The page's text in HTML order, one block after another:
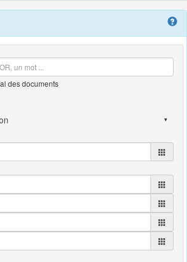
des documents